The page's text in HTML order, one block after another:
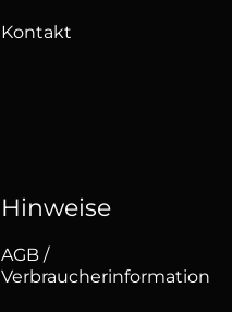
Kontakt
Hinweise
AGB /
Verbraucherinformation